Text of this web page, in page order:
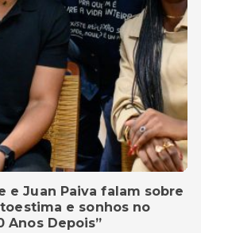
e Juan Paiva falam sobre
e sonhos no
Anos Depois”